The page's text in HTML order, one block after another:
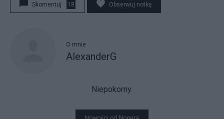
Skomentuj 18 Obserwuj notkę
O mnie
AlexanderG
Niepokorny.